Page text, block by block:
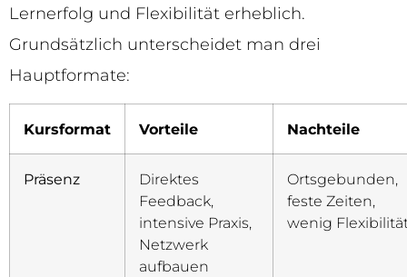
Lernerfolg und Flexibilität erheblich.
Grundsätzlich unterscheidet man drei
Hauptformate:
Kursformat Vorteile Nachteile
Präsenz
Direktes
Feedback,
intensive Praxis,
Netzwerk
aufbauen
Ortsgebunden,
feste Zeiten,
wenig